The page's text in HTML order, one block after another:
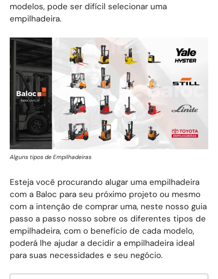
modelos, pode ser difícil selecionar uma
empilhadeira.
Alguns tipos de Empilhadeiras
Esteja você procurando alugar uma empilhadeira
com a Baloc para seu próximo projeto ou mesmo
com a intenção de comprar uma, neste nosso guia
passo a passo nosso sobre os diferentes tipos de
empilhadeira, com o benefício de cada modelo,
poderá lhe ajudar a decidir a empilhadeira ideal
para suas necessidades e seu negócio.